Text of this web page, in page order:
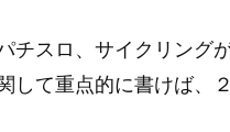
チスロ、サイクリング
して重点的に書けば、